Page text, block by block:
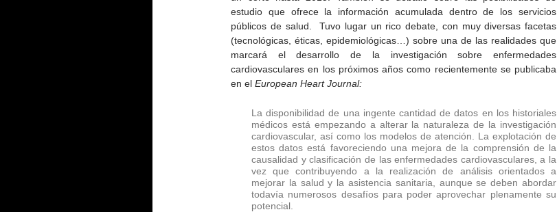
estudio que ofrece la información acumulada dentro de los servicios
públicos de salud. Tuvo lugar un rico debate, con muy diversas facetas
(tecnológicas, éticas, epidemiológicas…) sobre una de las realidades que
marcará el desarrollo de la investigación sobre enfermedades
cardiovasculares en los próximos años como recientemente se publicaba
en el European Heart Journal:
La disponibilidad de una ingente cantidad de datos en los historiales
médicos está empezando a alterar la naturaleza de la investigación
cardiovascular, así como los modelos de atención. La explotación de
estos datos está favoreciendo una mejora de la comprensión de la
causalidad y clasificación de las enfermedades cardiovasculares, a la
vez que contribuyendo a la realización de análisis orientados a
mejorar la salud y la asistencia sanitaria, aunque se deben abordar
todavía numerosos desafíos para poder aprovechar plenamente su
potencial.